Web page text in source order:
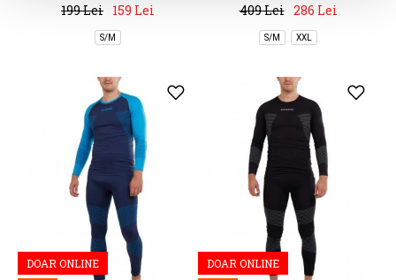
199 Lei 159 Lei
S/M
PANTS MEDIUM MELANGE
409 Lei 286 Lei
S/M XXL
DOAR ONLINE DOAR ONLINE